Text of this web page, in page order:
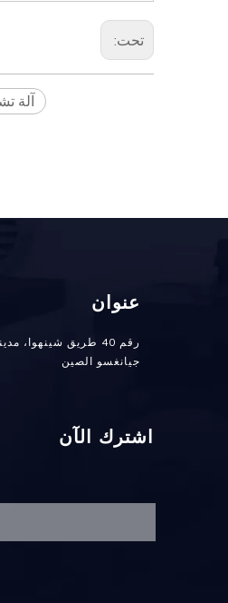
تحت:
آلة
عنوان
رقم 40 طريق شينهوا،
جيانغسو الصين
اشترك الآن